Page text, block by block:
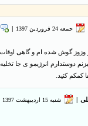
جمعه 24 فروردین 1397
گوش شده ام و گاهی اوقات
دوستدارم انرژیمو ی جا
کمکم کنید.
شنبه 15 ارديبهشت 1397